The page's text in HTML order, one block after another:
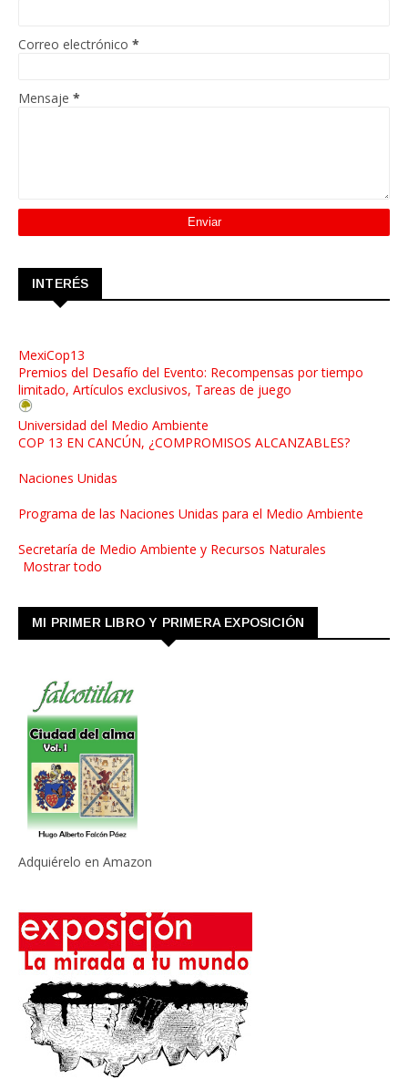
Correo electrónico *
Mensaje *
INTERÉS
MexiCop13
Premios del Desafío del Evento: Recompensas por tiempo
limitado, Artículos exclusivos, Tareas de juego
Universidad del Medio Ambiente
COP 13 EN CANCÚN, ¿COMPROMISOS ALCANZABLES?
Naciones Unidas
Programa de las Naciones Unidas para el Medio Ambiente
Secretaría de Medio Ambiente y Recursos Naturales
Mostrar todo
MI PRIMER LIBRO Y PRIMERA EXPOSICIÓN
Adquiérelo en Amazon